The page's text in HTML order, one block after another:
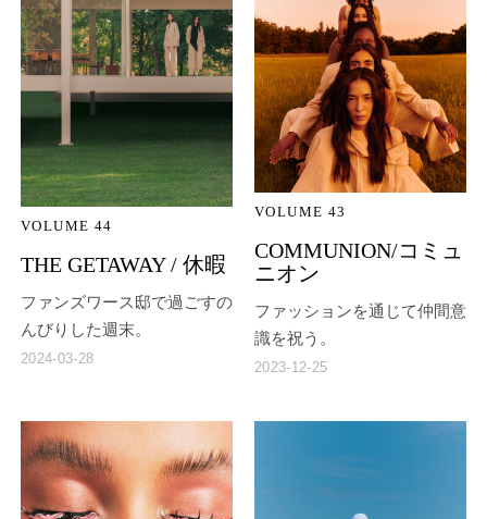
VOLUME 44
THE GETAWAY / 休暇
ファンズワース邸で過ごすの
んびりした週末。
2024-03-28
VOLUME 43
COMMUNION/コミュ
ニオン
ファッションを通じて仲間意
識を祝う。
2023-12-25